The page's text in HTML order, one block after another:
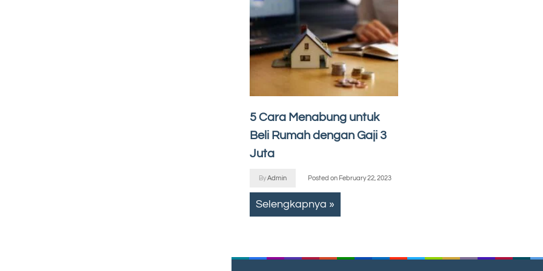
5 Cara Menabung untuk
Beli Rumah dengan Gaji 3
Juta
ByAdmin Posted on February 22, 2023
Selengkapnya »